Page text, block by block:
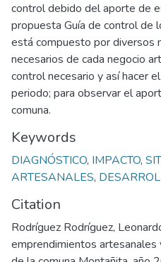
control debido del aporte de
propuesta Guía de control de
está compuesto por diversos
necesarios de cada negocio
control necesario y así hacer
periodo; para observar el
comuna.
Keywords
DIAGNÓSTICO, IMPACTO,
ARTESANALES,
Citation
Rodríguez Rodríguez,
emprendimientos